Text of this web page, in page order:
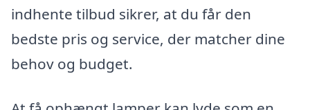
indhente tilbud sikrer, at du får den
bedste pris og service, der matcher dine
behov og budget.